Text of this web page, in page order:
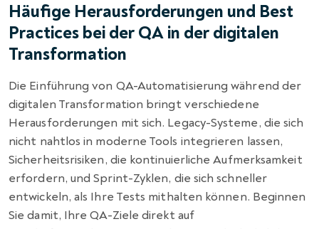
Häufige Herausforderungen und Best
Practices bei der QA in der digitalen
Transformation
Die Einführung von QA-Automatisierung während der
digitalen Transformation bringt verschiedene
Herausforderungen mit sich. Legacy-Systeme, die sich
nicht nahtlos in moderne Tools integrieren lassen,
Sicherheitsrisiken, die kontinuierliche Aufmerksamkeit
erfordern, und Sprint-Zyklen, die sich schneller
entwickeln, als Ihre Tests mithalten können. Beginnen
Sie damit, Ihre QA-Ziele direkt auf